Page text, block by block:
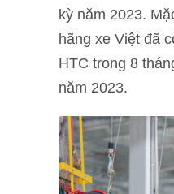
kỳ năm 2023.
hãng xe Việt đã
HTC trong 8
năm 2023.